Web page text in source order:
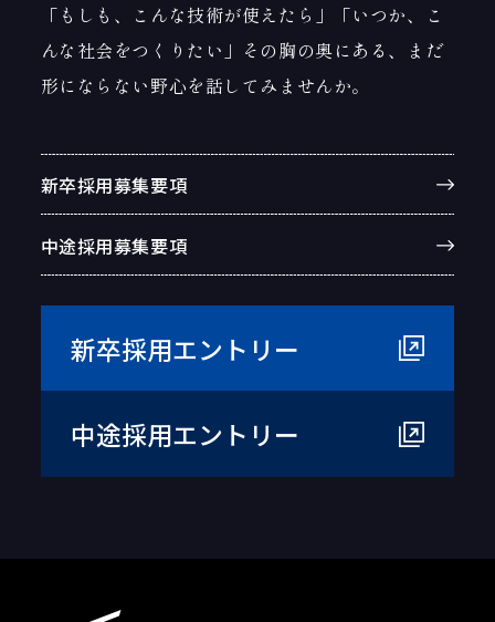
「もしも、こんな技術が使えたら」「いつか、こ
んな社会をつくりたい」 その胸の奥にある、まだ
形にならない野心を話してみませんか。
新卒採用募集要項
中途採用募集要項
新卒採用エントリー
中途採用エントリー